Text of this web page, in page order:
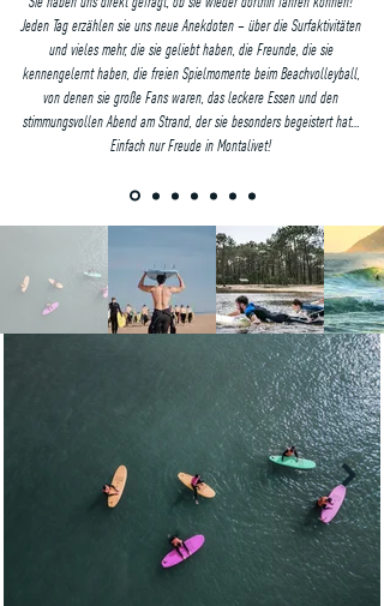
Jeden Tag erzählen sie uns neue Anekdoten – über die Surfaktivitäten
und vieles mehr, die sie geliebt haben, die Freunde, die sie
kennengelernt haben, die freien Spielmomente beim Beachvolleyball,
von denen sie große Fans waren, das leckere Essen und den
stimmungsvollen Abend am Strand, der sie besonders begeistert hat…
Einfach nur Freude in Montalivet!